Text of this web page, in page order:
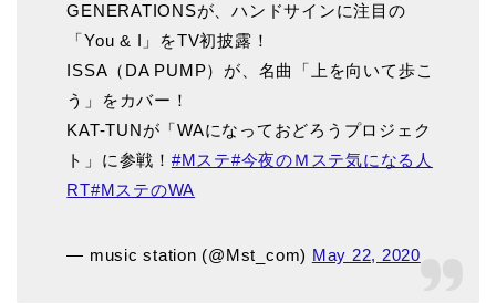
GENERATIONSが、ハンドサインに注目の
「You & I」をTV初披露！
ISSA（DA PUMP）が、名曲「上を向いて歩こ
う」をカバー！
KAT-TUNが「WAになっておどろうプロジェク
ト」に参戦！ #Mステ#今夜のＭステ気になる人
RT#MステのWA
— music station (@Mst_com) May 22, 2020